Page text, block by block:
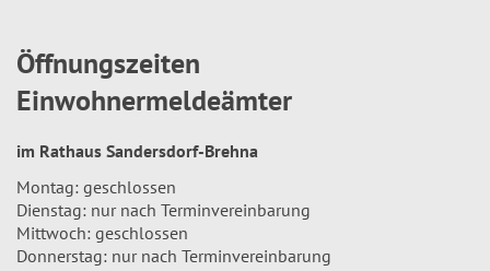
Öffnungszeiten
Einwohnermeldeämter
im Rathaus Sandersdorf-Brehna
Montag: geschlossen
Dienstag: nur nach Terminvereinbarung
Mittwoch: geschlossen
Donnerstag: nur nach Terminvereinbarung